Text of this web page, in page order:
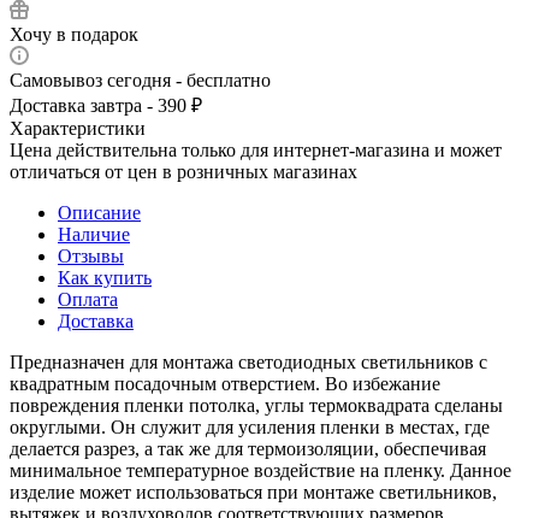
Хочу в подарок
Самовывоз сегодня - бесплатно
Доставка завтра - 390 ₽
Характеристики
Цена действительна только для интернет-магазина и может
отличаться от цен в розничных магазинах
Описание
Наличие
Отзывы
Как купить
Оплата
Доставка
Предназначен для монтажа светодиодных светильников с
квадратным посадочным отверстием. Во избежание
повреждения пленки потолка, углы термоквадрата сделаны
округлыми. Он служит для усиления пленки в местах, где
делается разрез, а так же для термоизоляции, обеспечивая
минимальное температурное воздействие на пленку. Данное
изделие может использоваться при монтаже светильников,
вытяжек и воздуховодов соответствующих размеров.